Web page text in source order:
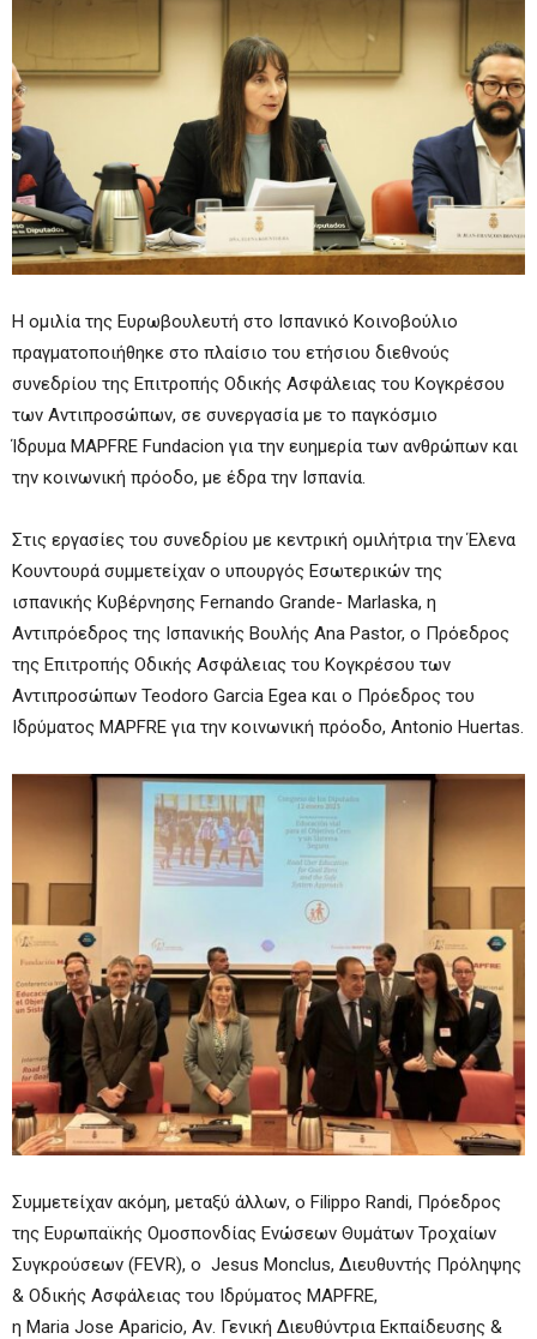
Η ομιλία της Ευρωβουλευτή στο Ισπανικό Κοινοβούλιο
πραγματοποιήθηκε στο πλαίσιο του ετήσιου διεθνούς
συνεδρίου της Επιτροπής Οδικής Ασφάλειας του Κογκρέσου
των Αντιπροσώπων, σε συνεργασία με το παγκόσμιο
Ίδρυμα MAPFRE Fundacion για την ευημερία των ανθρώπων και
την κοινωνική πρόοδο, με έδρα την Ισπανία.
Στις εργασίες του συνεδρίου με κεντρική ομιλήτρια την Έλενα
Κουντουρά συμμετείχαν ο υπουργός Εσωτερικών της
ισπανικής Κυβέρνησης Fernando Grande- Marlaska, η
Αντιπρόεδρος της Ισπανικής Βουλής Ana Pastor, ο Πρόεδρος
της Επιτροπής Οδικής Ασφάλειας του Κογκρέσου των
Αντιπροσώπων Teodoro Garcia Egea και ο Πρόεδρος του
Ιδρύματος MAPFRE για την κοινωνική πρόoδο, Antonio Huertas.
Συμμετείχαν ακόμη, μεταξύ άλλων, ο Filippo Randi, Πρόεδρος
της Ευρωπαϊκής Ομοσπονδίας Ενώσεων Θυμάτων Τροχαίων
Συγκρούσεων (FEVR), ο Jesus Monclus, Διευθυντής Πρόληψης
& Οδικής Ασφάλειας του Ιδρύματος MAPFRE,
η Maria Jose Aparicio, Αν. Γενική Διευθύντρια Εκπαίδευσης &